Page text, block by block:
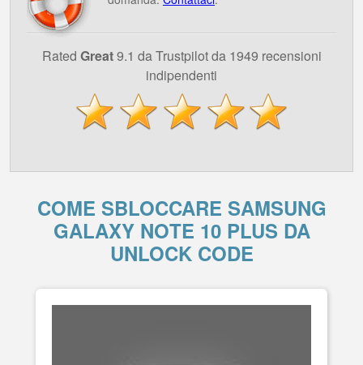
Rated Great9.1 da Trustpilot da 1949 recensioni
indipendenti
COME SBLOCCARE SAMSUNG
GALAXY NOTE 10 PLUS DA
UNLOCK CODE